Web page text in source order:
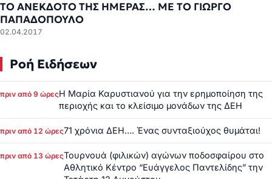
ΤΟ ΑΝΕΚΔΟΤΟ ΤΗΣ ΗΜΕΡΑΣ… ΜΕ ΤΟ ΓΙΩΡΓΟ
ΠΑΠΑΔΟΠΟΥΛΟ
02.04.2017
Ροή Ειδήσεων
πριν από 9 ώρεςΗ Μαρία Καρυστιανού για την ερημοποίηση της
περιοχής και το κλείσιμο μονάδων της ΔΕΗ
πριν από 12 ώρες71 χρόνια ΔΕΗ…. Ένας συνταξιούχος θυμάται!
πριν από 13 ώρεςΤουρνουά (φιλικών) αγώνων ποδοσφαίρου στο
Αθλητικό Κέντρο “Ευάγγελος Παντελίδης” την